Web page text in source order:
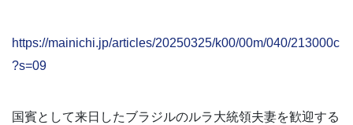
https://mainichi.jp/articles/20250325/k00/00m/040/213000c
?s=09
国賓として来日したブラジルのルラ大統領夫妻を歓迎する